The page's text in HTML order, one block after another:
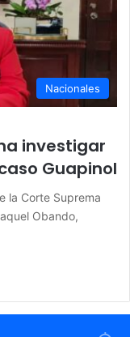
Nacionales
investigar
Guapinol
la Corte Suprema
Obando,